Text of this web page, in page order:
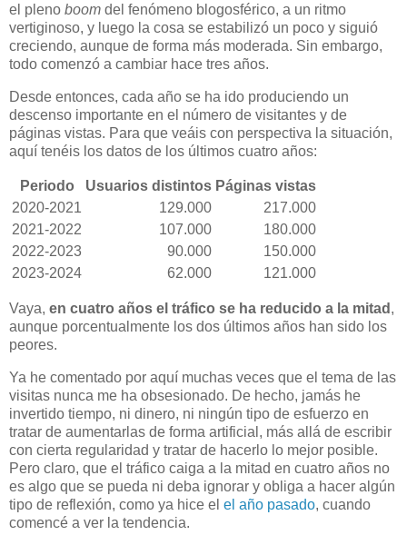
el pleno boom del fenómeno blogosférico, a un ritmo
vertiginoso, y luego la cosa se estabilizó un poco y siguió
creciendo, aunque de forma más moderada. Sin embargo,
todo comenzó a cambiar hace tres años.
Desde entonces, cada año se ha ido produciendo un
descenso importante en el número de visitantes y de
páginas vistas. Para que veáis con perspectiva la situación,
aquí tenéis los datos de los últimos cuatro años:
Periodo Usuarios distintos Páginas vistas
2020-2021
129.000
217.000
2021-2022
107.000
180.000
2022-2023
90.000
150.000
2023-2024
62.000 121.000
Vaya, en cuatro años el tráfico se ha reducido a la mitad ,
aunque porcentualmente los dos últimos años han sido los
peores.
Ya he comentado por aquí muchas veces que el tema de las
visitas nunca me ha obsesionado. De hecho, jamás he
invertido tiempo, ni dinero, ni ningún tipo de esfuerzo en
tratar de aumentarlas de forma artificial, más allá de escribir
con cierta regularidad y tratar de hacerlo lo mejor posible.
Pero claro, que el tráfico caiga a la mitad en cuatro años no
es algo que se pueda ni deba ignorar y obliga a hacer algún
tipo de reflexión, como ya hice el el año pasado, cuando
comencé a ver la tendencia.